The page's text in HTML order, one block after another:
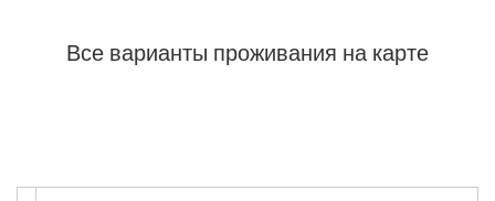
Все варианты проживания на карте